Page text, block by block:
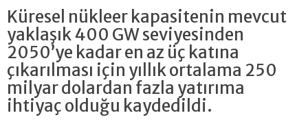
Küresel nükleer kapasitenin mevcut
yaklaşık 400 GW seviyesinden
2050’ye kadar en az üç katına
çıkarılması için yıllık ortalama 250
milyar dolardan fazla yatırıma
ihtiyaç olduğu kaydedildi.